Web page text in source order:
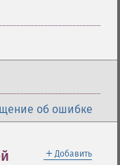
об ошибке
＋ Добавить